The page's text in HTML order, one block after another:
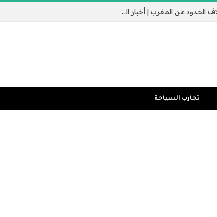
جيب سبتة الإسباني يثير القلق مع عبور الآلاف الحدود من المغرب | أخبار الهجرة
تجارب السياحة